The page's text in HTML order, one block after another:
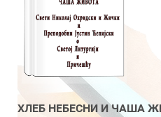
ХЛЕБ НЕБЕСНИ И ЧАША